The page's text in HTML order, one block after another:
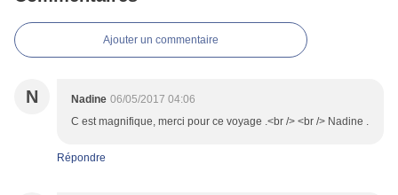
Ajouter un commentaire
N Nadine 06/05/2017 04:06
C est magnifique, merci pour ce voyage .<br /> <br /> Nadine .
Répondre